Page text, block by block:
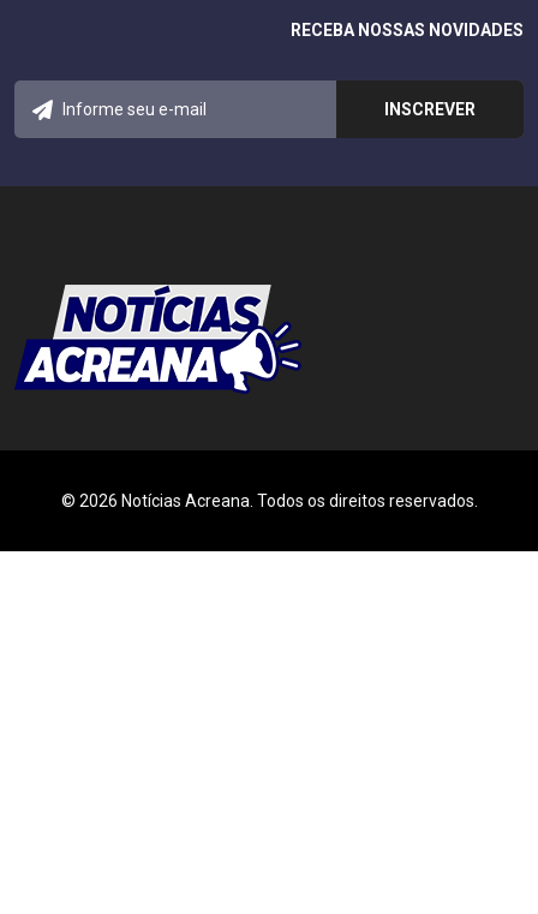
RECEBA NOSSAS NOVIDADES
© 2026 Notícias Acreana. Todos os direitos reservados.